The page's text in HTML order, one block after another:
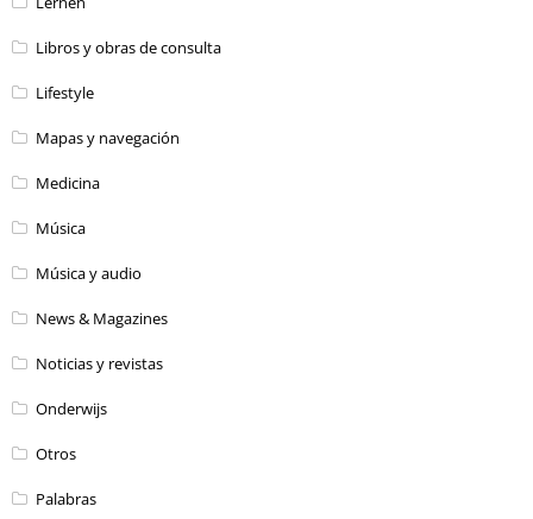
Libros y obras de consulta
Lifestyle
Mapas y navegación
Medicina
Música
Música y audio
News & Magazines
Noticias y revistas
Onderwijs
Otros
Palabras